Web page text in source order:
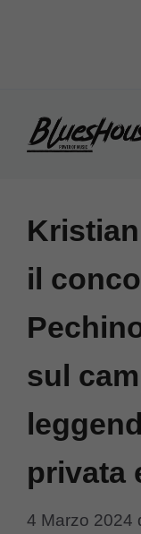
il
sul
privata
4 Marzo 2024